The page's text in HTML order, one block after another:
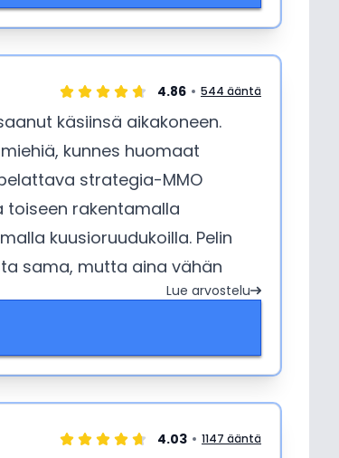
4.86 544 ääntä
käsiinsä aikakoneen.
kunnes huomaat
strategia-MMO
toiseen rakentamalla
kuusioruudukoilla. Pelin
sama, mutta aina vähän
Lue arvostelu
4.03 1147 ääntä